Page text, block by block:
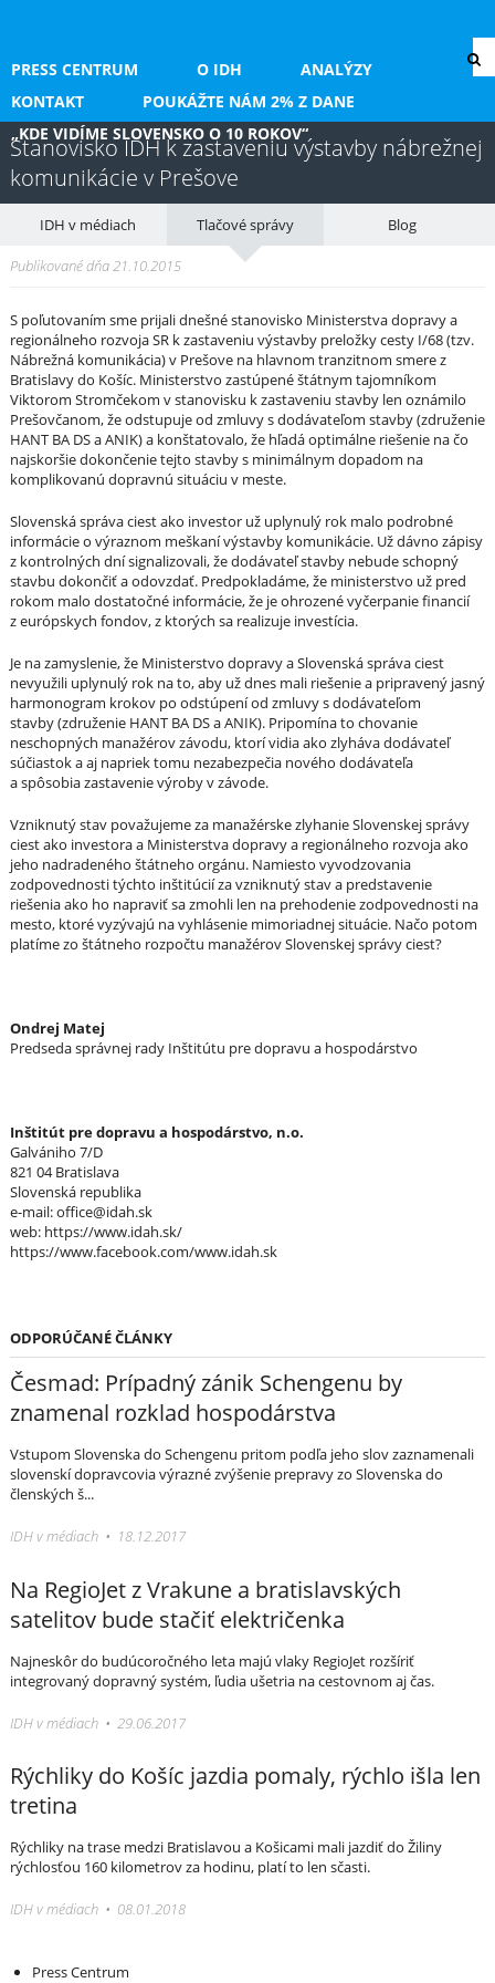
PRESS CENTRUM O IDH
ANALÝZY
KONTAKT
POUKÁŽTE NÁM 2% Z DANE
„KDE VIDÍME SLOVENSKO O 10 ROKOV“
Stanovisko IDH k zastaveniu výstavby nábrežnej
komunikácie v Prešove
IDH v médiach Tlačové správy Blog
Publikované dňa 21.10.2015
S poľutovaním sme prijali dnešné stanovisko Ministerstva dopravy a
regionálneho rozvoja SR k zastaveniu výstavby preložky cesty I/68 (tzv.
Nábrežná komunikácia) v Prešove na hlavnom tranzitnom smere z
Bratislavy do Košíc. Ministerstvo zastúpené štátnym tajomníkom
Viktorom Stromčekom v stanovisku k zastaveniu stavby len oznámilo
Prešovčanom, že odstupuje od zmluvy s dodávateľom stavby (združenie
HANT BA DS a ANIK) a konštatovalo, že hľadá optimálne riešenie na čo
najskoršie dokončenie tejto stavby s minimálnym dopadom na
komplikovanú dopravnú situáciu v meste.
Slovenská správa ciest ako investor už uplynulý rok malo podrobné
informácie o výraznom meškaní výstavby komunikácie. Už dávno zápisy
z kontrolných dní signalizovali, že dodávateľ stavby nebude schopný
stavbu dokončiť a odovzdať. Predpokladáme, že ministerstvo už pred
rokom malo dostatočné informácie, že je ohrozené vyčerpanie financií
z európskych fondov, z ktorých sa realizuje investícia.
Je na zamyslenie, že Ministerstvo dopravy a Slovenská správa ciest
nevyužili uplynulý rok na to, aby už dnes mali riešenie a pripravený jasný
harmonogram krokov po odstúpení od zmluvy s dodávateľom
stavby (združenie HANT BA DS a ANIK). Pripomína to chovanie
neschopných manažérov závodu, ktorí vidia ako zlyháva dodávateľ
súčiastok a aj napriek tomu nezabezpečia nového dodávateľa
a spôsobia zastavenie výroby v závode.
Vzniknutý stav považujeme za manažérske zlyhanie Slovenskej správy
ciest ako investora a Ministerstva dopravy a regionálneho rozvoja ako
jeho nadradeného štátneho orgánu. Namiesto vyvodzovania
zodpovednosti týchto inštitúcií za vzniknutý stav a predstavenie
riešenia ako ho napraviť sa zmohli len na prehodenie zodpovednosti na
mesto, ktoré vyzývajú na vyhlásenie mimoriadnej situácie. Načo potom
platíme zo štátneho rozpočtu manažérov Slovenskej správy ciest?
Ondrej Matej
Predseda správnej rady Inštitútu pre dopravu a hospodárstvo
Inštitút pre dopravu a hospodárstvo, n.o.
Galvániho 7/D
821 04 Bratislava
Slovenská republika
e-mail: office@idah.sk
web: https://www.idah.sk/
https://www.facebook.com/www.idah.sk
ODPORÚČANÉ ČLÁNKY
Česmad: Prípadný zánik Schengenu by
znamenal rozklad hospodárstva
Vstupom Slovenska do Schengenu pritom podľa jeho slov zaznamenali
slovenskí dopravcovia výrazné zvýšenie prepravy zo Slovenska do
členských š...
IDH v médiach • 18.12.2017
Na RegioJet z Vrakune a bratislavských
satelitov bude stačiť električenka
Najneskôr do budúcoročného leta majú vlaky RegioJet rozšíriť
integrovaný dopravný systém, ľudia ušetria na cestovnom aj čas.
IDH v médiach • 29.06.2017
Rýchliky do Košíc jazdia pomaly, rýchlo išla len
tretina
Rýchliky na trase medzi Bratislavou a Košicami mali jazdiť do Žiliny
rýchlosťou 160 kilometrov za hodinu, platí to len sčasti.
IDH v médiach • 08.01.2018
Váš sprievodca svetom infraštruktúry a
Press Centrum